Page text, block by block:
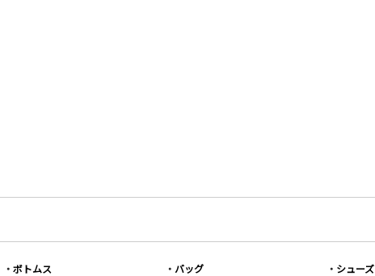
ボトムス
バッグ
シューズ